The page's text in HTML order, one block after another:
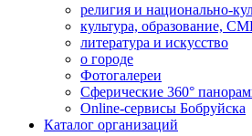
религия и национально-
культура, образование,
литература и искусство
о городе
Фотогалереи
Сферические 360°
Online-сервисы Бобруйска
Каталог организаций